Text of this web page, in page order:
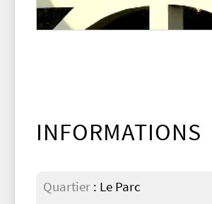
INFORMATIONS
Quartier : Le Parc